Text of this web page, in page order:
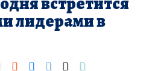
лидерами в